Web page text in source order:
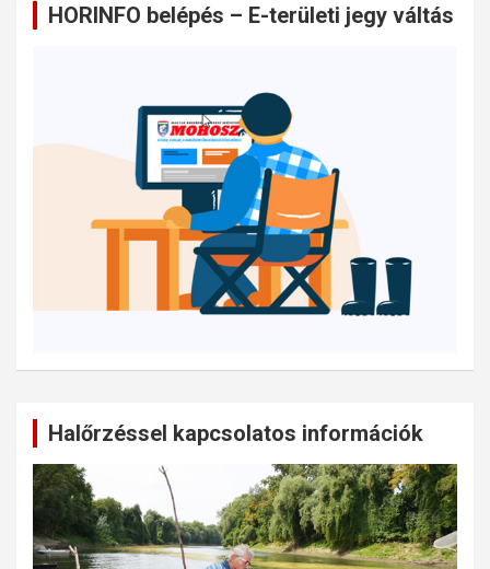
HORINFO belépés – E-területi jegy váltás
Halőrzéssel kapcsolatos információk